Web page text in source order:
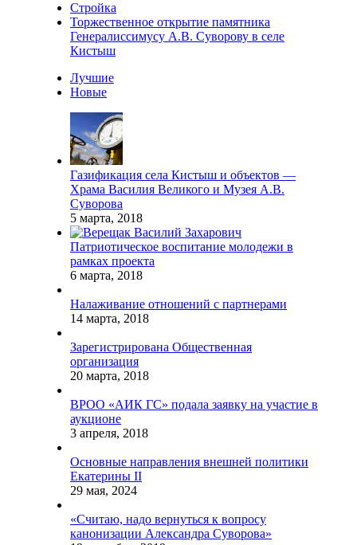
Стройка
Торжественное открытие памятника
Генералиссимусу А.В. Суворову в селе
Кистыш
Лучшие
Новые
Газификация села Кистыш и объектов —
Храма Василия Великого и Музея А.В.
Суворова
5 марта, 2018
Патриотическое воспитание молодежи в
рамках проекта
6 марта, 2018
Налаживание отношений с партнерами
14 марта, 2018
Зарегистрирована Общественная
организация
20 марта, 2018
ВРОО «АИК ГС» подала заявку на участие в
аукционе
3 апреля, 2018
Основные направления внешней политики
Екатерины II
29 мая, 2024
«Считаю, надо вернуться к вопросу
канонизации Александра Суворова»